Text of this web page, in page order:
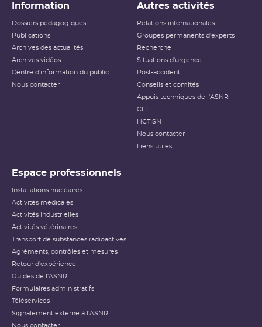
Information
Dossiers pédagogiques
Publications
Archives des actualités
Archives vidéos
Centre d'information du public
Nous contacter
Autres activités
Relations internationales
Groupes permanents d'experts
Recherche
Situations d'urgence
Post-accident
Conseils et comités
Appuis techniques de l'ASNR
CLI
HCTISN
Nous contacter
Liens utiles
Espace professionnels
Installations nucléaires
Activités médicales
Activités industrielles
Activités vétérinaires
Transport de substances radioactives
Agréments, contrôles et mesures
Retour d'expérience
Guides de l'ASNR
Formulaires administratifs
Téléservices
Signalement externe à l'ASNR
Nous contacter